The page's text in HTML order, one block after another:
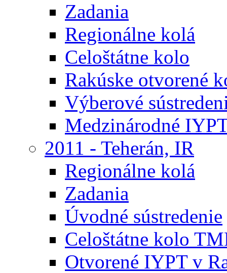
Zadania
Regionálne kolá
Celoštátne kolo
Rakúske otvorené
Výberové
Medzinárodné
2011 - Teherán, IR
Regionálne kolá
Zadania
Úvodné sústredenie
Celoštátne kolo
Otvorené IYPT v